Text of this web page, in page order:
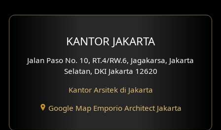
KANTOR JAKARTA
Jalan Paso No. 10, RT.4/RW.6, Jagakarsa, Jakarta
Selatan, DKI Jakarta 12620
Kantor Arsitek di Jakarta
Google Map Emporio Architect Jakarta